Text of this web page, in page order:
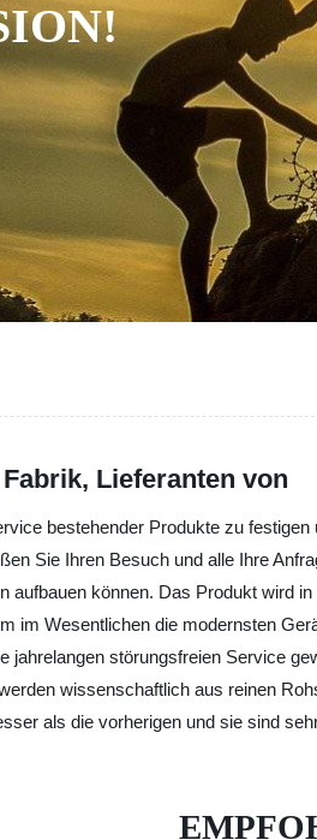
Lieferanten von
bestehender Produkte zu
Sie Ihren Besuch und alle Ihre
aufbauen können. Das Produkt wird
im Wesentlichen die modernsten
jahrelangen störungsfreien Service
wissenschaftlich aus reinen
als die vorherigen und sie sind